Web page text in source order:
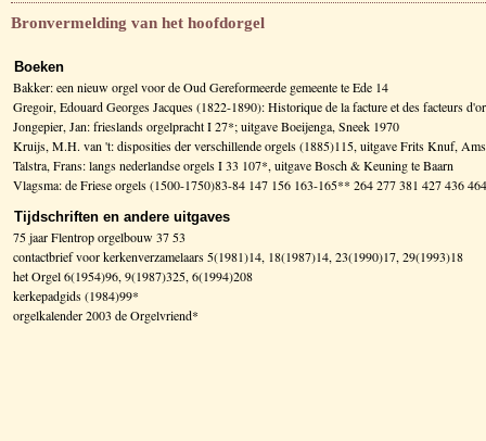
Bronvermelding van het hoofdorgel
Boeken
Bakker: een nieuw orgel voor de Oud Gereformeerde gemeente te Ede 14
Gregoir, Edouard Georges Jacques (1822-1890): Historique de la facture et des facteurs
Jongepier, Jan: frieslands orgelpracht I 27*; uitgave Boeijenga, Sneek 1970
Kruijs, M.H. van 't: disposities der verschillende orgels (1885)115, uitgave Frits Knuf,
Talstra, Frans: langs nederlandse orgels I 33 107*, uitgave Bosch & Keuning te Baarn
Vlagsma: de Friese orgels (1500-1750)83-84 147 156 163-165** 264 277 381 427 436
Tijdschriften en andere uitgaves
75 jaar Flentrop orgelbouw 37 53
contactbrief voor kerkenverzamelaars 5(1981)14, 18(1987)14, 23(1990)17, 29(1993)18
het Orgel 6(1954)96, 9(1987)325, 6(1994)208
kerkepadgids (1984)99*
orgelkalender 2003 de Orgelvriend*